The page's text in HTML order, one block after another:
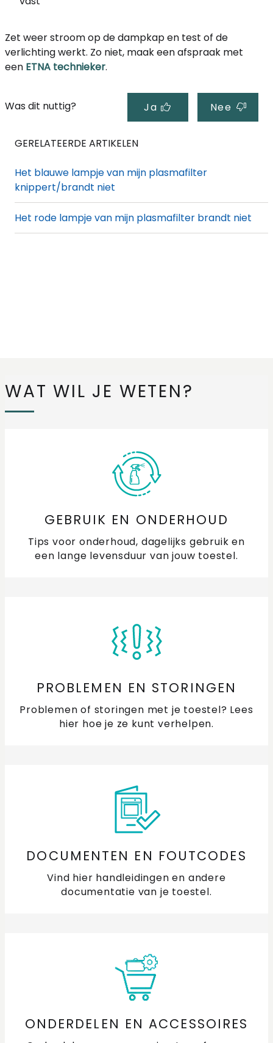
Zet weer stroom op de dampkap en test of de
verlichting werkt. Zo niet, maak een afspraak met
een ETNA technieker.
Was dit nuttig? Ja Nee
GERELATEERDE ARTIKELEN
Het blauwe lampje van mijn plasmafilter
knippert/brandt niet
Het rode lampje van mijn plasmafilter brandt niet
WAT WIL JE WETEN?
GEBRUIK EN ONDERHOUD
Tips voor onderhoud, dagelijks gebruik en
een lange levensduur van jouw toestel.
PROBLEMEN EN STORINGEN
Problemen of storingen met je toestel? Lees
hier hoe je ze kunt verhelpen.
DOCUMENTEN EN FOUTCODES
Vind hier handleidingen en andere
documentatie van je toestel.
ONDERDELEN EN ACCESSOIRES